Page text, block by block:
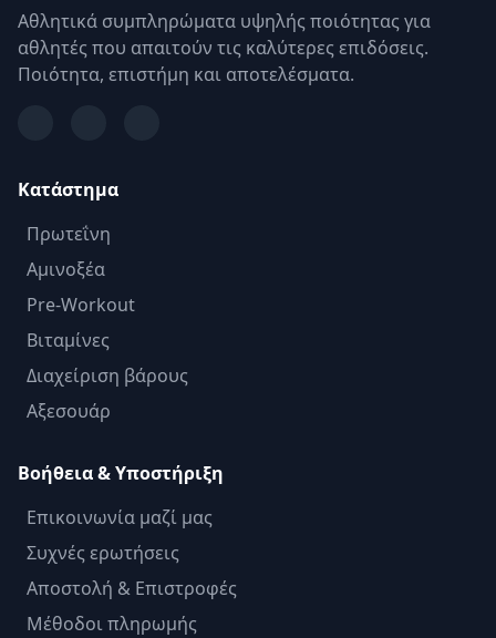
Αθλητικά συμπληρώματα υψηλής ποιότητας για
αθλητές που απαιτούν τις καλύτερες επιδόσεις.
Ποιότητα, επιστήμη και αποτελέσματα.
Κατάστημα
Πρωτεΐνη
Αμινοξέα
Pre-Workout
Βιταμίνες
Διαχείριση βάρους
Αξεσουάρ
Βοήθεια & Υποστήριξη
Επικοινωνία μαζί μας
Συχνές ερωτήσεις
Αποστολή & Επιστροφές
Μέθοδοι πληρωμής